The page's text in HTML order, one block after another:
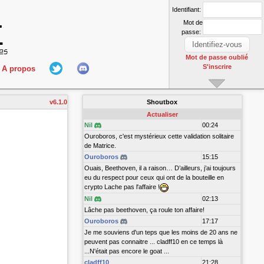
A propos
L'équipe
Hall Of Fame
Identifiant:
Mot de
passe:
Mot de passe oublié
S'inscrire
v6.1.0
Shoutbox
Actualiser
Nil
00:24
Ouroboros, c'est mystérieux cette validation solitaire
de Matrice.
Ouroboros
15:15
Ouais, Beethoven, il a raison… D’ailleurs, j’ai toujours
eu du respect pour ceux qui ont de la bouteille en
crypto Lache pas l'affaire !
Nil
02:13
Lâche pas beethoven, ça roule ton affaire!
Ouroboros
17:17
Je me souviens d'un teps que les moins de 20 ans ne
peuvent pas connaitre ... cladff10 en ce temps là
...N'était pas encore le goat ...
cladff10
21:28